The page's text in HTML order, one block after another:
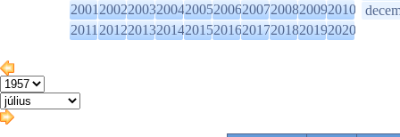
2001200220032004200520062007200820092010
2011201220132014201520162017201820192020